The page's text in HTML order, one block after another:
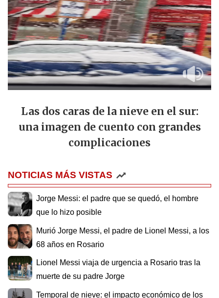
Las dos caras de la nieve en el sur:
una imagen de cuento con grandes
complicaciones
NOTICIAS MÁS VISTAS
Jorge Messi: el padre que se quedó, el hombre
que lo hizo posible
Murió Jorge Messi, el padre de Lionel Messi, a los
68 años en Rosario
Lionel Messi viaja de urgencia a Rosario tras la
muerte de su padre Jorge
Temporal de nieve: el impacto económico de los